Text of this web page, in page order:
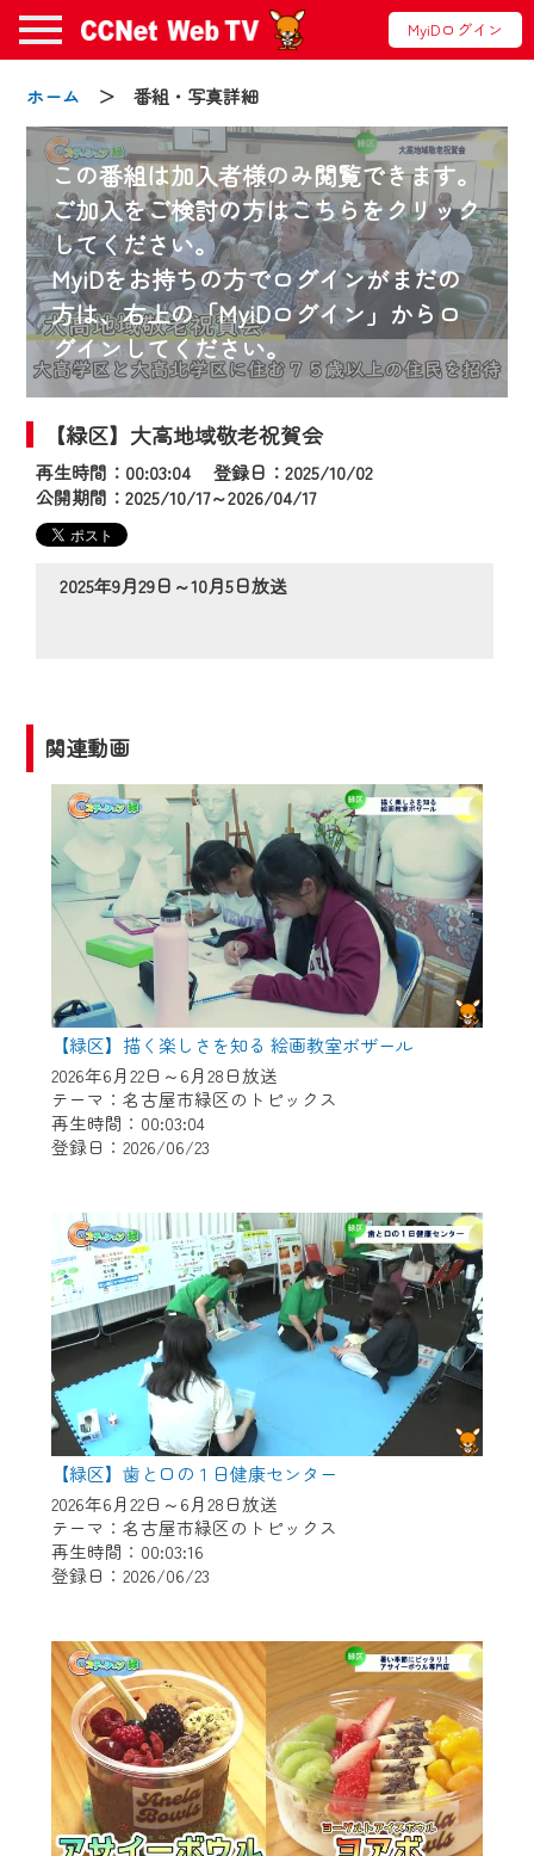
MyiDログイン
ホーム ＞ 番組・写真詳細
この番組は加入者様のみ閲覧できます。
ご加入をご検討の方はこちらをクリック
してください。
MyiDをお持ちの方でログインがまだの
方は、右上の「MyiDログイン」からロ
グインしてください。
【緑区】大高地域敬老祝賀会
再生時間：00:03:04 登録日：2025/10/02
公開期間：2025/10/17～2026/04/17
2025年9月29日～10月5日放送
関連動画
【緑区】描く楽しさを知る 絵画教室ボザール
2026年6月22日～6月28日放送
テーマ：名古屋市緑区のトピックス
再生時間：00:03:04
登録日：2026/06/23
【緑区】歯と口の１日健康センター
2026年6月22日～6月28日放送
テーマ：名古屋市緑区のトピックス
再生時間：00:03:16
登録日：2026/06/23
お知らせ
2024/09/02
動画配信サービス『CCNet Web TV』は2024
年9月24日からリニューアルします！
【変更点】
◆デザイン変更により、お住まいの地域
の動画コンテンツが一目瞭然。
◆当社アプリやＰＣブラウザから、いつ
でも・どこでも・外出先でも！
2024年9月24日からはご加入者様へのサー
ビス向上のため、
『CCNet Web TV』を利用いただくには、
一部コンテンツを除き、
CCNetサービスへの加入と『CCNetマイ
ページ※』へのログインが必要となりま
す。
何卒、ご理解ご了承の程よろしくお願い
いたします。
※マイページへのログインには、MyIDが必
要となります。
※MyIDとは、CCNet Web TVを含むCCNetの
各種サービスをご利用頂くためのIDです。
で設定できます。
（GmailやYahooなどのフリーメールアドレ
スでも作成可能です）
※マイページへのログイン・MyIDの新規登
録はこちらから
※CCNetアプリをご利用中の方は引き続き
ご視聴いただけます。
＜メンテナンス情報＞
CCNetWebTVのリニューアルにともないメ
ンテナンス作業を予定しています。
作業の間は、CCNetWebTVの画面が「メン
テナンス中」になり、ご利用いただけませ
ん。
ご不便をおかけいたしますが、ご了承の程
よろしくお願いいたします。